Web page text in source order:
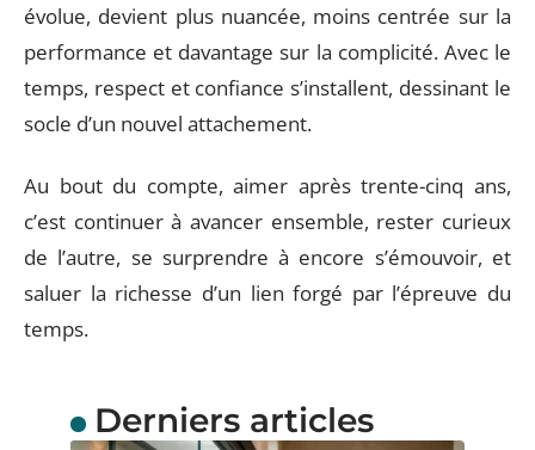
évolue, devient plus nuancée, moins centrée sur la
performance et davantage sur la complicité. Avec le
temps, respect et confiance s’installent, dessinant le
socle d’un nouvel attachement.
Au bout du compte, aimer après trente-cinq ans,
c’est continuer à avancer ensemble, rester curieux
de l’autre, se surprendre à encore s’émouvoir, et
saluer la richesse d’un lien forgé par l’épreuve du
temps.
Derniers articles